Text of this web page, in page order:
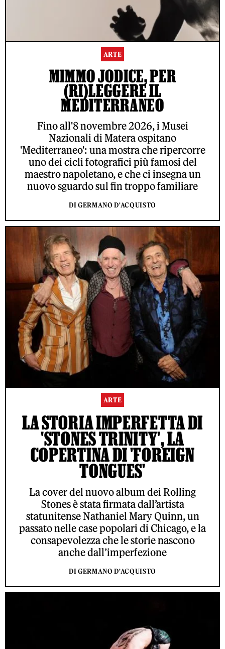
ARTE
MIMMO JODICE, PER
(RI)LEGGERE IL
MEDITERRANEO
Fino all'8 novembre 2026, i Musei
Nazionali di Matera ospitano
'Mediterraneo': una mostra che ripercorre
uno dei cicli fotografici più famosi del
maestro napoletano, e che ci insegna un
nuovo sguardo sul fin troppo familiare
DI GERMANO D'ACQUISTO
ARTE
LA STORIA IMPERFETTA DI
'STONES TRINITY', LA
COPERTINA DI 'FOREIGN
TONGUES'
La cover del nuovo album dei Rolling
Stones è stata firmata dall’artista
statunitense Nathaniel Mary Quinn, un
passato nelle case popolari di Chicago, e la
consapevolezza che le storie nascono
anche dall’imperfezione
DI GERMANO D'ACQUISTO